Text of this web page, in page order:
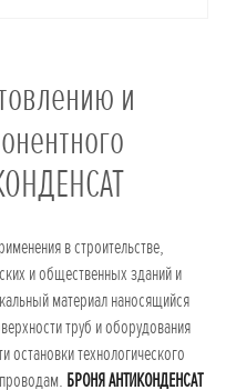
и
в строительстве,
и общественных зданий и
материал наносящийся
труб и оборудования
технологического
БРОНЯ АНТИКОНДЕНСАТ